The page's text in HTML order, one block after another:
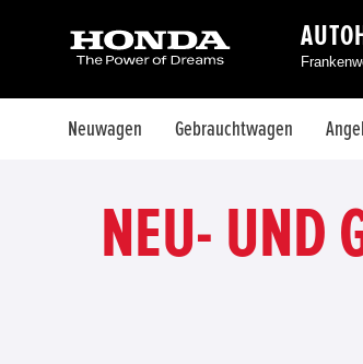
Neuwagen Gebrauchtwagen
NEU- UND